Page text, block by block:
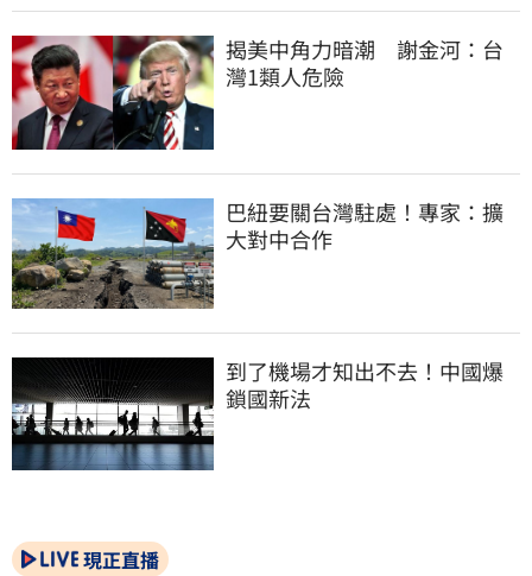
揭美中角力暗潮　謝金河：台
灣1類人危險
巴紐要關台灣駐處！專家：擴
大對中合作
到了機場才知出不去！中國爆
鎖國新法
現正直播